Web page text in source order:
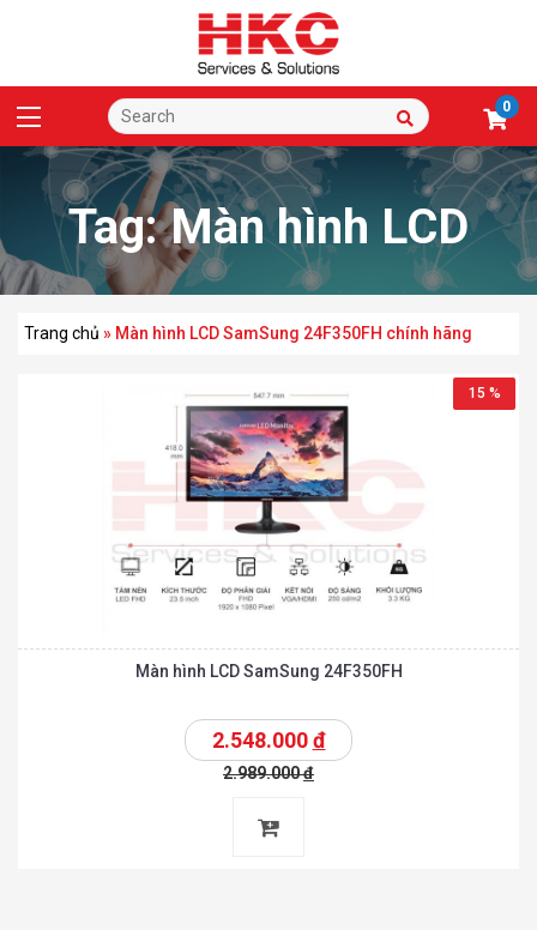
0
Tag:Màn hình LCD
SamSung 24F350FH
chính hãng
Trang chủ » Màn hình LCD SamSung 24F350FH chính hãng
15 %
Màn hình LCD SamSung 24F350FH
2.548.000đ
2.989.000đ